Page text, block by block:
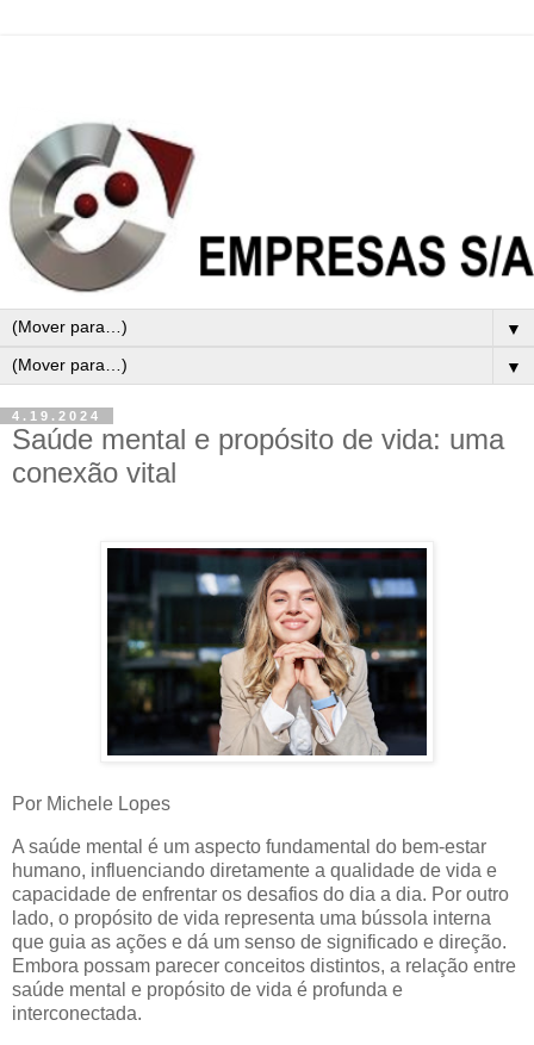
▼
▼
4.19.2024
Saúde mental e propósito de vida: uma
conexão vital
Por Michele Lopes
A saúde mental é um aspecto fundamental do bem-estar
humano, influenciando diretamente a qualidade de vida e
capacidade de enfrentar os desafios do dia a dia. Por outro
lado, o propósito de vida representa uma bússola interna
que guia as ações e dá um senso de significado e direção.
Embora possam parecer conceitos distintos, a relação entre
saúde mental e propósito de vida é profunda e
interconectada.